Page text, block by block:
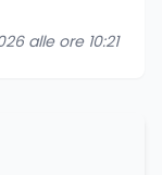
alle ore 10:21